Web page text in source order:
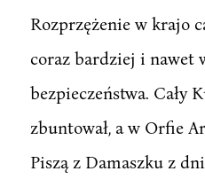
Rozprzężenie w krajo
coraz bardziej i nawet
bezpieczeństwa. Cały
zbuntował, a w Orfie
Piszą z Damaszku z